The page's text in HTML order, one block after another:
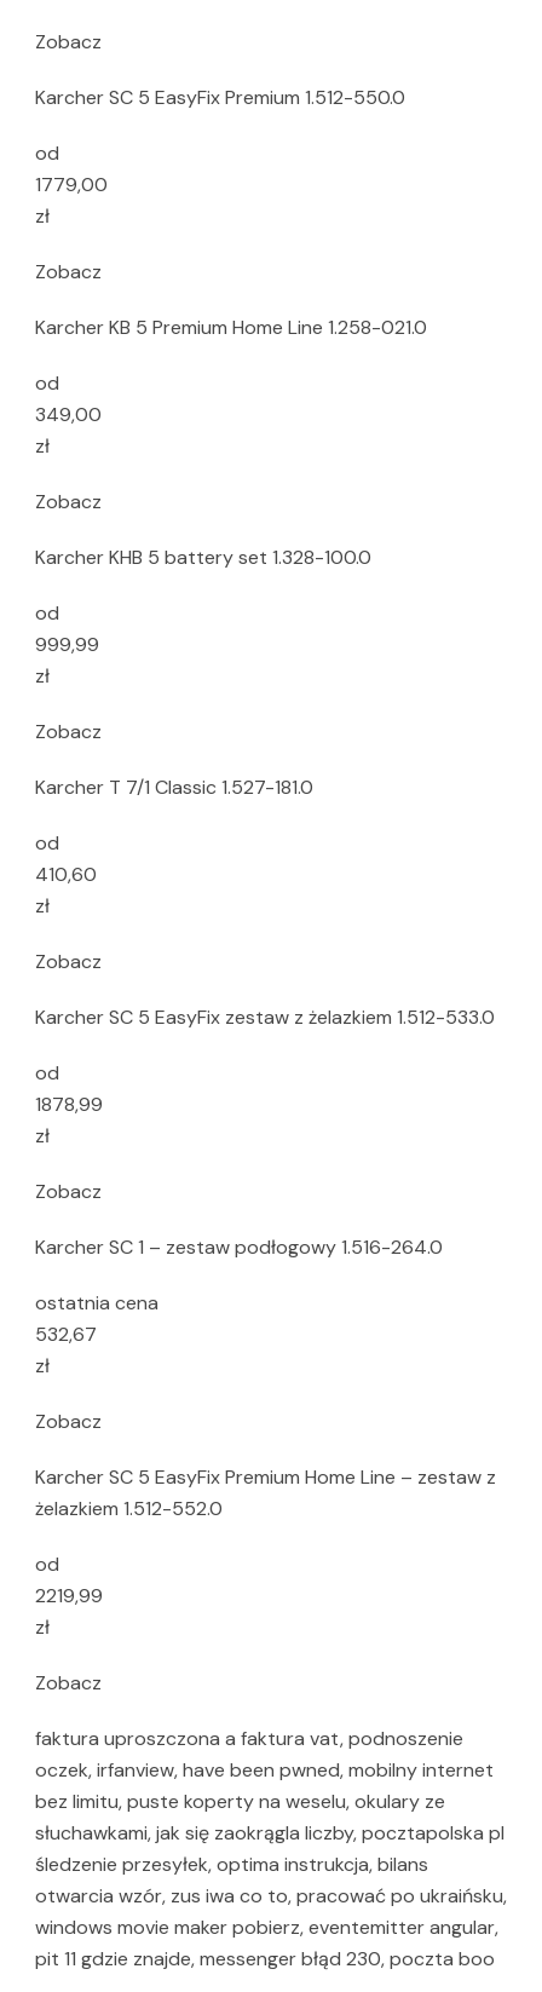
Zobacz
Karcher SC 5 EasyFix Premium 1.512-550.0
od
1779,00
zł
Zobacz
Karcher KB 5 Premium Home Line 1.258-021.0
od
349,00
zł
Zobacz
Karcher KHB 5 battery set 1.328-100.0
od
999,99
zł
Zobacz
Karcher T 7/1 Classic 1.527-181.0
od
410,60
zł
Zobacz
Karcher SC 5 EasyFix zestaw z żelazkiem 1.512-533.0
od
1878,99
zł
Zobacz
Karcher SC 1 – zestaw podłogowy 1.516-264.0
ostatnia cena
532,67
zł
Zobacz
Karcher SC 5 EasyFix Premium Home Line – zestaw z
żelazkiem 1.512-552.0
od
2219,99
zł
Zobacz
faktura uproszczona a faktura vat, podnoszenie
oczek, irfanview, have been pwned, mobilny internet
bez limitu, puste koperty na weselu, okulary ze
słuchawkami, jak się zaokrągla liczby, pocztapolska pl
śledzenie przesyłek, optima instrukcja, bilans
otwarcia wzór, zus iwa co to, pracować po ukraińsku,
windows movie maker pobierz, eventemitter angular,
pit 11 gdzie znajde, messenger błąd 230, poczta boo